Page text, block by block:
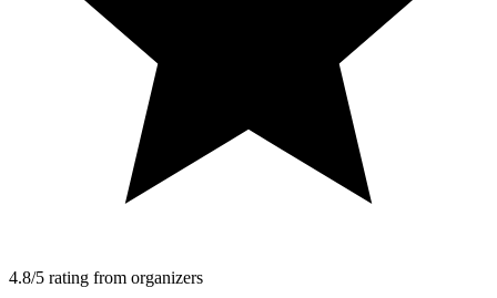
4.8/5 rating from organizers